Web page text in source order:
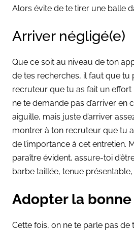
Alors évite de te tirer une balle
Arriver négligé(e)
Que ce soit au niveau de ton
de tes recherches, il faut que tu
recruteur que tu as fait un effort
ne te demande pas d’arriver en
aiguille, mais juste d’arriver
montrer à ton recruteur que tu
de l’importance à cet entretien.
paraître évident, assure-toi
barbe taillée, tenue
Adopter la
Cette fois, on ne te parle pas de